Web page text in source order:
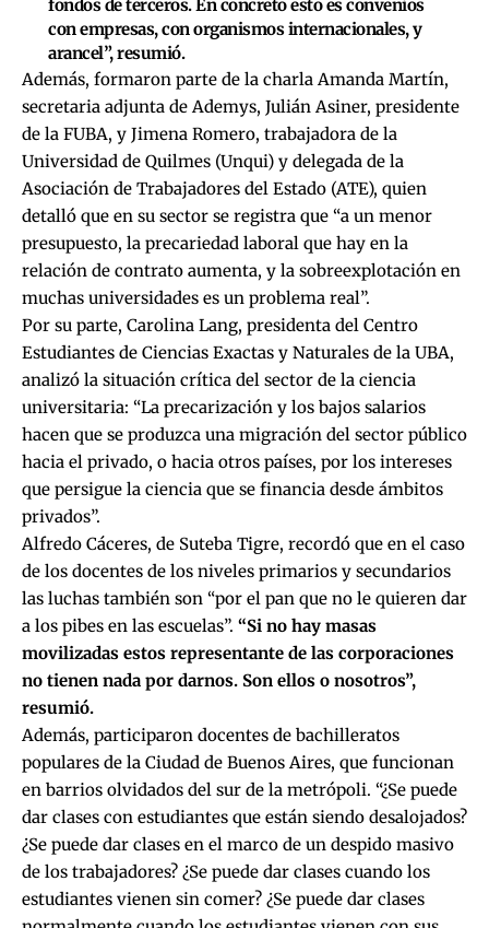
fondos de terceros. En concreto esto es convenios
con empresas, con organismos internacionales, y
arancel”, resumió.
Además, formaron parte de la charla Amanda Martín,
secretaria adjunta de Ademys, Julián Asiner, presidente
de la FUBA, y Jimena Romero, trabajadora de la
Universidad de Quilmes (Unqui) y delegada de la
Asociación de Trabajadores del Estado (ATE), quien
detalló que en su sector se registra que “a un menor
presupuesto, la precariedad laboral que hay en la
relación de contrato aumenta, y la sobreexplotación en
muchas universidades es un problema real”.
Por su parte, Carolina Lang, presidenta del Centro
Estudiantes de Ciencias Exactas y Naturales de la UBA,
analizó la situación crítica del sector de la ciencia
universitaria: “La precarización y los bajos salarios
hacen que se produzca una migración del sector público
hacia el privado, o hacia otros países, por los intereses
que persigue la ciencia que se financia desde ámbitos
privados”.
Alfredo Cáceres, de Suteba Tigre, recordó que en el caso
de los docentes de los niveles primarios y secundarios
las luchas también son “por el pan que no le quieren dar
a los pibes en las escuelas”. “Si no hay masas
movilizadas estos representante de las corporaciones
no tienen nada por darnos. Son ellos o nosotros”,
resumió.
Además, participaron docentes de bachilleratos
populares de la Ciudad de Buenos Aires, que funcionan
en barrios olvidados del sur de la metrópoli. “¿Se puede
dar clases con estudiantes que están siendo desalojados?
¿Se puede dar clases en el marco de un despido masivo
de los trabajadores? ¿Se puede dar clases cuando los
estudiantes vienen sin comer? ¿Se puede dar clases